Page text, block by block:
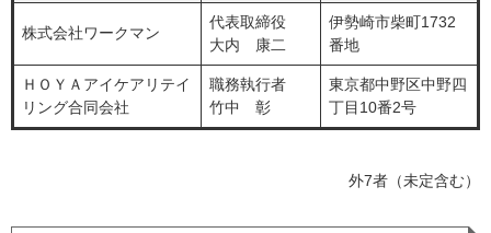
株式会社ワークマン
​代表取締役
大内 康二
伊勢崎市柴町1732
番地
ＨＯＹＡアイケアリテイ
リング合同会社
職務執行者
竹中 彰
東京都中野区中野四
丁目10番2号
外7者（未定含む）